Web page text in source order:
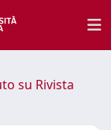
su Rivista